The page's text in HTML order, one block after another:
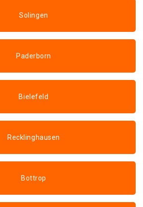
Solingen
Paderborn
Bielefeld
Recklinghausen
Bottrop